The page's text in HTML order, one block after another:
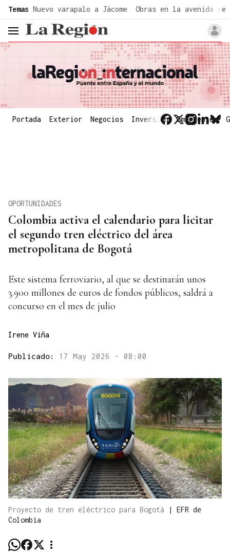
Temas Nuevo varapalo a Jácome Obras en la avenida de
header.menu.open
Portada Exterior Negocios Inversión Emergentes
Colombia activa el calendario para licitar
el segundo tren eléctrico del área
metropolitana de Bogotá
OPORTUNIDADES
Este sistema ferroviario, al que se destinarán unos
3.900 millones de euros de fondos públicos, saldrá a
concurso en el mes de julio
Irene Viña
Publicado: 17 May 2026 - 08:00
Proyecto de tren eléctrico para Bogotá | EFR de
Colombia